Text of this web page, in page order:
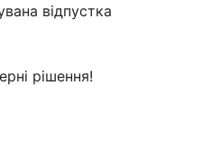
відпустка
рішення!